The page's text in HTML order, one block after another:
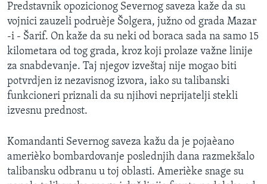
pretraguEKONOMIJA
NAUKA I TEHNOLOGIJA
MEDICINA
KULTURA
DRUŠTVO
SPORT
INTERVJU
PRATITE NAS
Jezici
Predstavnik opozicionog Severnog saveza kaže da su
vojnici zauzeli podruèje Šolgera, južno od grada Mazar
-i - Šarif. On kaže da su neki od boraca sada na samo 15
kilometara od tog grada, kroz koji prolaze važne linije
za snabdevanje. Taj njegov izveštaj nije mogao biti
potvrdjen iz nezavisnog izvora, iako su talibanski
funkcioneri priznali da su njihovi neprijatelji stekli
izvesnu prednost.
Komandanti Severnog saveza kažu da je pojaèano
amerièko bombardovanje poslednjih dana razmekšalo
talibansku odbranu u toj oblasti. Amerièke snage su